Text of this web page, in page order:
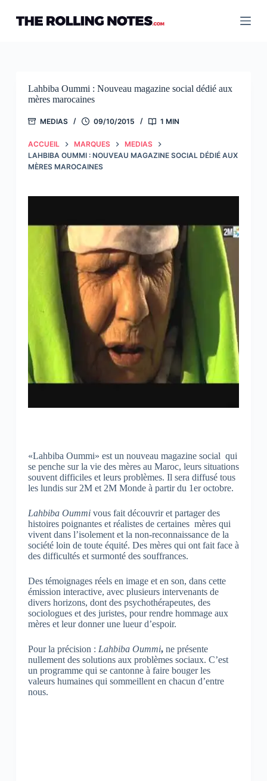
contenu
Lahbiba Oummi : Nouveau magazine social dédié aux
mères marocaines
MEDIAS 09/10/2015 1 MIN
ACCUEIL MARQUES
MEDIAS
LAHBIBA OUMMI : NOUVEAU MAGAZINE SOCIAL DÉDIÉ AUX
MÈRES MAROCAINES
«Lahbiba Oummi» est un nouveau magazine social qui
se penche sur la vie des mères au Maroc, leurs situations
souvent difficiles et leurs problèmes. Il sera diffusé tous
les lundis sur 2M et 2M Monde à partir du 1er octobre.
Lahbiba Oummivous fait découvrir et partager des
histoires poignantes et réalistes de certaines mères qui
vivent dans l’isolement et la non-reconnaissance de la
société loin de toute équité. Des mères qui ont fait face à
des difficultés et surmonté des souffrances.
Des témoignages réels en image et en son, dans cette
émission interactive, avec plusieurs intervenants de
divers horizons, dont des psychothérapeutes, des
sociologues et des juristes, pour rendre hommage aux
mères et leur donner une lueur d’espoir.
Pour la précision : Lahbiba Oummi,ne présente
nullement des solutions aux problèmes sociaux. C’est
un programme qui se cantonne à faire bouger les
valeurs humaines qui sommeillent en chacun d’entre
nous.